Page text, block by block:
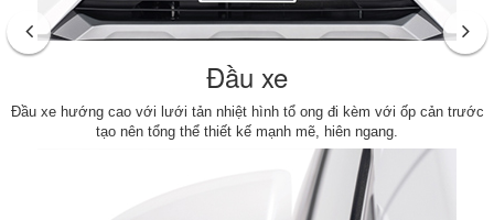
Đầu xe
Đầu xe hướng cao với lưới tản nhiệt hình tổ ong đi kèm với ốp cản trước
tạo nên tổng thể thiết kế mạnh mẽ, hiên ngang.